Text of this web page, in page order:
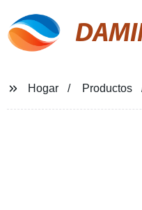
Hogar Productos